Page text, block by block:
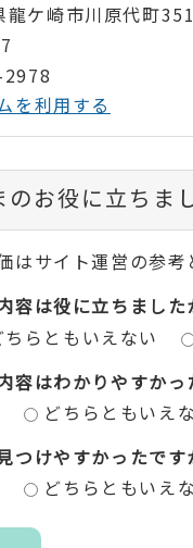
ケ崎市川原代町
を利用する
お役に立ちま
はサイト運営の参考
容は役に立ちました
ちらともいえない
容はわかりやすかっ
どちらともいえ
つけやすかったです
どちらともいえ